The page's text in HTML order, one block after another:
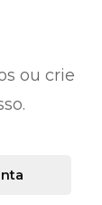
ou crie